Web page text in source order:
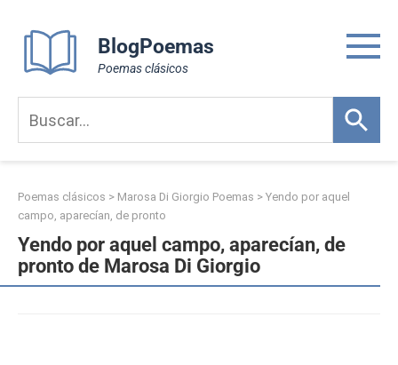
content
BlogPoemas
Poemas clásicos
Poemas clásicos > Marosa Di Giorgio Poemas > Yendo por aquel
campo, aparecían, de pronto
Yendo por aquel campo, aparecían, de
pronto de Marosa Di Giorgio